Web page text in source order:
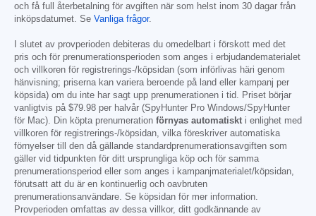
och få full återbetalning för avgiften när som helst inom 30 dagar från
inköpsdatumet. Se Vanliga frågor.
I slutet av provperioden debiteras du omedelbart i förskott med det
pris och för prenumerationsperioden som anges i erbjudandematerialet
och villkoren för registrerings-/köpsidan (som införlivas häri genom
hänvisning; priserna kan variera beroende på land eller kampanj per
köpsida) om du inte har sagt upp prenumerationen i tid. Priset börjar
vanligtvis på $79.98 per halvår (SpyHunter Pro Windows/SpyHunter
för Mac). Din köpta prenumeration förnyas automatiskt i enlighet med
villkoren för registrerings-/köpsidan, vilka föreskriver automatiska
förnyelser till den då gällande standardprenumerationsavgiften som
gäller vid tidpunkten för ditt ursprungliga köp och för samma
prenumerationsperiod eller som anges i kampanjmaterialet/köpsidan,
förutsatt att du är en kontinuerlig och oavbruten
prenumerationsanvändare. Se köpsidan för mer information.
Provperioden omfattas av dessa villkor, ditt godkännande av